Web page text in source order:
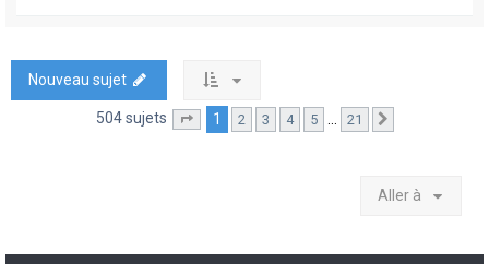
Nouveau sujet
504 sujets Page sur21
1 2 3 4 5 … 21
Aller à